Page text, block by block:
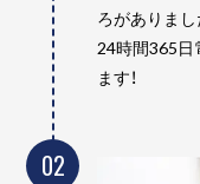
ろがありま
24時間365日
ます！
02